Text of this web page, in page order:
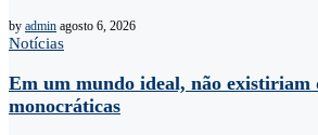
by admin agosto 6, 2026
Notícias
Em um mundo ideal, não existiriam
monocráticas